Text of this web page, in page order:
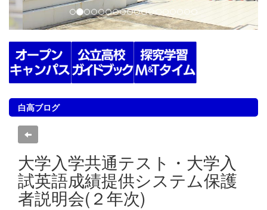
白高ブログ
大学入学共通テスト・大学入
試英語成績提供システム保護
者説明会(２年次)